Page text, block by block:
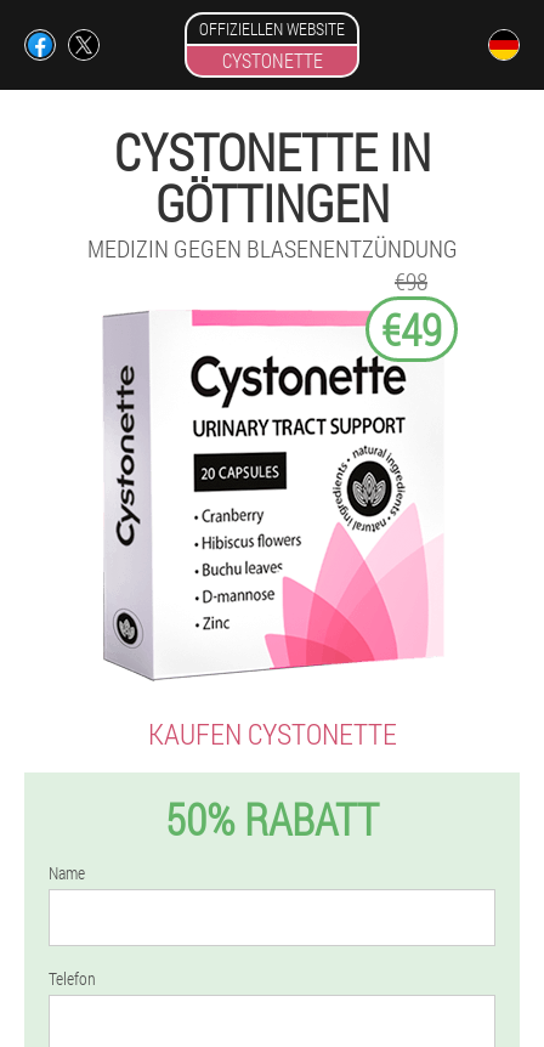
OFFIZIELLEN WEBSITE
CYSTONETTE
CYSTONETTE IN
GÖTTINGEN
MEDIZIN GEGEN BLASENENTZÜNDUNG
€98
€49
KAUFEN CYSTONETTE
50% RABATT
Name
Telefon